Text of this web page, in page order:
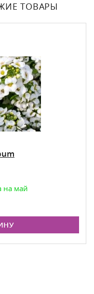
ТОВАРЫ
на май